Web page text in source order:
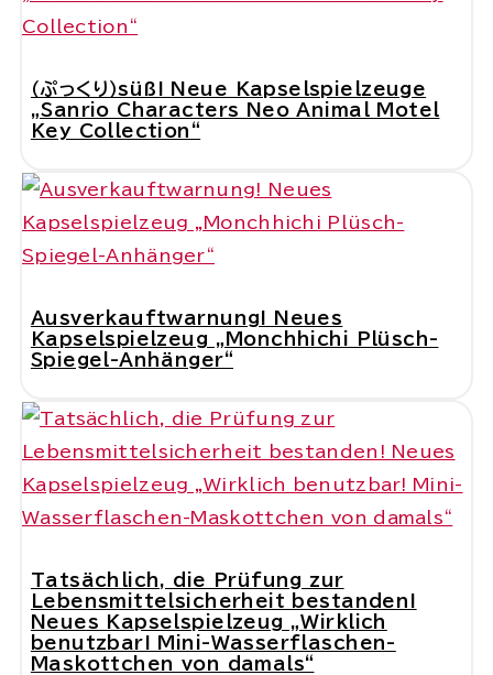
（ぷっくり）süß! Neue Kapselspielzeuge
„Sanrio Characters Neo Animal Motel
Key Collection“
Ausverkauftwarnung! Neues
Kapselspielzeug „Monchhichi Plüsch-
Spiegel-Anhänger“
Tatsächlich, die Prüfung zur
Lebensmittelsicherheit bestanden!
Neues Kapselspielzeug „Wirklich
benutzbar! Mini-Wasserflaschen-
Maskottchen von damals“